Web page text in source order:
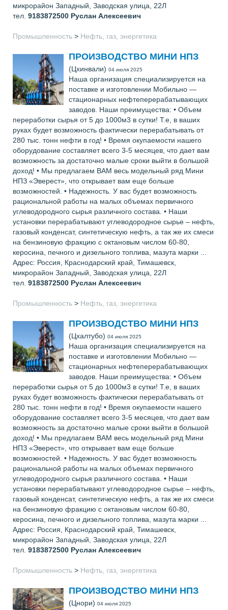
микрорайон Западный, Заводская улица, 22Л
тел. 9183872500 Руслан Алексеевич
Промышленность > Нефть, газ, энергетика
ПРОИЗВОДСТВО МИНИ НПЗ
(Цхинвали) 04 июля 2025
Наша организация специализируется на
поставке и изготовлении Мобильно —
стационарных нефтеперерабатывающих
заводов. Наши преимущества: • Объем
переработки сырья от 5 до 1000м3 в сутки! Т.е, в ваших
руках будет возможность фактически перерабатывать от
280 тыс. тонн нефти в год! • Время окупаемости нашего
оборудование составляет всего 3-5 месяцев, что дает вам
возможность за достаточно малые сроки выйти в большой
доход! • Мы предлагаем ВАМ весь модельный ряд Мини
НПЗ «Эверест», что открывает вам еще больше
возможностей. • Надежность. У вас будет возможность
рациональной работы на малых объемах первичного
углеводородного сырья различного состава. • Наши
установки перерабатывают углеводородное сырье – нефть,
газовый конденсат, синтетическую нефть, а так же их смеси
на бензиновую фракцию с октановым числом 60-80,
керосина, печного и дизельного топлива, мазута марки ...
Адрес: Россия, Краснодарский край, Тимашевск,
микрорайон Западный, Заводская улица, 22Л
тел. 9183872500 Руслан Алексеевич
Промышленность > Нефть, газ, энергетика
ПРОИЗВОДСТВО МИНИ НПЗ
(Цхалтубо) 04 июля 2025
Наша организация специализируется на
поставке и изготовлении Мобильно —
стационарных нефтеперерабатывающих
заводов. Наши преимущества: • Объем
переработки сырья от 5 до 1000м3 в сутки! Т.е, в ваших
руках будет возможность фактически перерабатывать от
280 тыс. тонн нефти в год! • Время окупаемости нашего
оборудование составляет всего 3-5 месяцев, что дает вам
возможность за достаточно малые сроки выйти в большой
доход! • Мы предлагаем ВАМ весь модельный ряд Мини
НПЗ «Эверест», что открывает вам еще больше
возможностей. • Надежность. У вас будет возможность
рациональной работы на малых объемах первичного
углеводородного сырья различного состава. • Наши
установки перерабатывают углеводородное сырье – нефть,
газовый конденсат, синтетическую нефть, а так же их смеси
на бензиновую фракцию с октановым числом 60-80,
керосина, печного и дизельного топлива, мазута марки ...
Адрес: Россия, Краснодарский край, Тимашевск,
микрорайон Западный, Заводская улица, 22Л
тел. 9183872500 Руслан Алексеевич
Промышленность > Нефть, газ, энергетика
ПРОИЗВОДСТВО МИНИ НПЗ
(Цнори) 04 июля 2025